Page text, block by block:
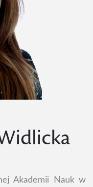
Akademii Nauk w